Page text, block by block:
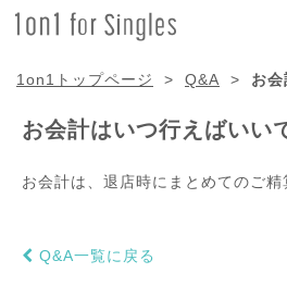
1on1トップページ > Q&A > お
お会計はいつ行えばいい
お会計は、退店時にまとめてのご精
Q&A一覧に戻る